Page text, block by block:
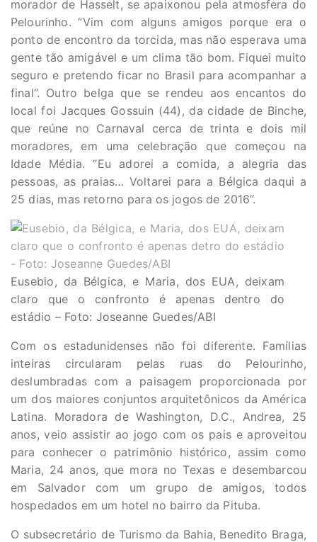
morador de Hasselt, se apaixonou pela atmosfera do
Pelourinho. “Vim com alguns amigos porque era o
ponto de encontro da torcida, mas não esperava uma
gente tão amigável e um clima tão bom. Fiquei muito
seguro e pretendo ficar no Brasil para acompanhar a
final”. Outro belga que se rendeu aos encantos do
local foi Jacques Gossuin (44), da cidade de Binche,
que reúne no Carnaval cerca de trinta e dois mil
moradores, em uma celebração que começou na
Idade Média. “Eu adorei a comida, a alegria das
pessoas, as praias… Voltarei para a Bélgica daqui a
25 dias, mas retorno para os jogos de 2016”.
Eusebio, da Bélgica, e Maria, dos EUA, deixam
claro que o confronto é apenas dentro do
estádio – Foto: Joseanne Guedes/ABI
Com os estadunidenses não foi diferente. Famílias
inteiras circularam pelas ruas do Pelourinho,
deslumbradas com a paisagem proporcionada por
um dos maiores conjuntos arquitetônicos da América
Latina. Moradora de Washington, D.C., Andrea, 25
anos, veio assistir ao jogo com os pais e aproveitou
para conhecer o patrimônio histórico, assim como
Maria, 24 anos, que mora no Texas e desembarcou
em Salvador com um grupo de amigos, todos
hospedados em um hotel no bairro da Pituba.
O subsecretário de Turismo da Bahia, Benedito Braga,